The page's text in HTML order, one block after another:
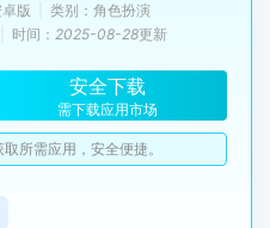
版
类别：角色扮演
时间： 2025-08-28更新
安全下载
需下载应用市场
所需应用，安全便捷。